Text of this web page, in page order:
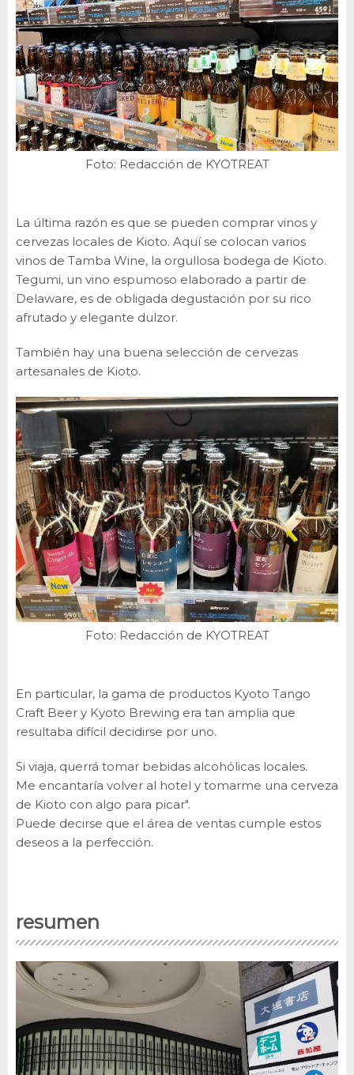
Foto: Redacción de KYOTREAT
La última razón es que se pueden comprar vinos y
cervezas locales de Kioto. Aquí se colocan varios
vinos de Tamba Wine, la orgullosa bodega de Kioto.
Tegumi, un vino espumoso elaborado a partir de
Delaware, es de obligada degustación por su rico
afrutado y elegante dulzor.
También hay una buena selección de cervezas
artesanales de Kioto.
Foto: Redacción de KYOTREAT
En particular, la gama de productos Kyoto Tango
Craft Beer y Kyoto Brewing era tan amplia que
resultaba difícil decidirse por uno.
Si viaja, querrá tomar bebidas alcohólicas locales.
Me encantaría volver al hotel y tomarme una cerveza
de Kioto con algo para picar".
Puede decirse que el área de ventas cumple estos
deseos a la perfección.
resumen